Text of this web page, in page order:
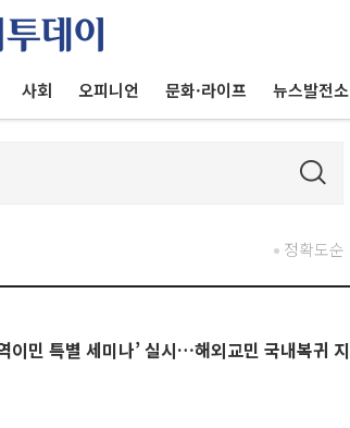
사회 오피니언 문화·라이프 뉴스발전소
정확도순
이민 특별 세미나’ 실시…해외교민 국내복귀